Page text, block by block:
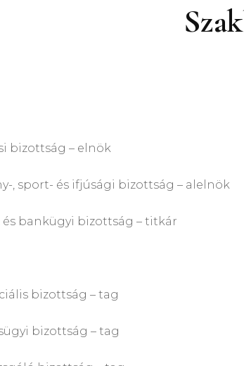
– elnök
és ifjúsági bizottság – alelnök
bizottság – titkár
bizottság – tag
bizottság – tag